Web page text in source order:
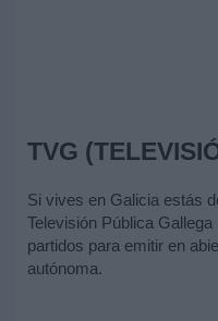
TVG
Si vives en Galicia estás
Televisión Pública
partidos para emitir en
autónoma.